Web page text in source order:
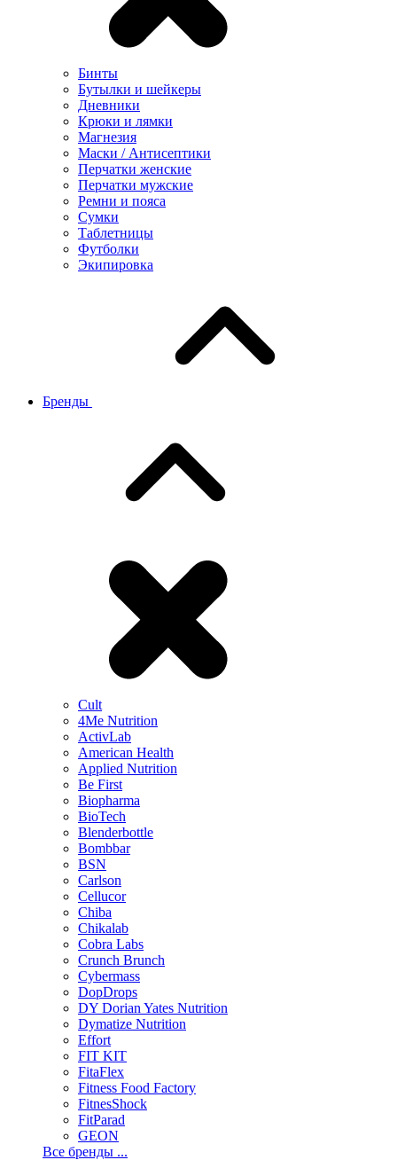
Бинты
Бутылки и шейкеры
Дневники
Крюки и лямки
Магнезия
Маски / Антисептики
Перчатки женские
Перчатки мужские
Ремни и пояса
Сумки
Таблетницы
Футболки
Экипировка
Бренды
Cult
4Me Nutrition
ActivLab
American Health
Applied Nutrition
Be First
Biopharma
BioTech
Blenderbottle
Bombbar
BSN
Carlson
Cellucor
Chiba
Chikalab
Cobra Labs
Crunch Brunch
Cybermass
DopDrops
DY Dorian Yates Nutrition
Dymatize Nutrition
Effort
FIT KIT
FitaFlex
Fitness Food Factory
FitnesShock
FitParad
GEON
Все бренды ...